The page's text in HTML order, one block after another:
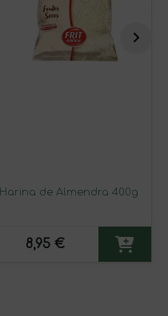
Harina de Almendra 400g
8,95 €